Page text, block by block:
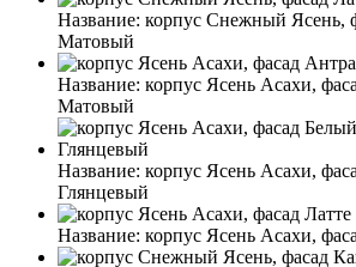
Название: корпус Снежный Ясень,
Матовый
Название: корпус Ясень Асахи,
Матовый
Название: корпус Ясень Асахи,
Глянцевый
Название: корпус Ясень Асахи,